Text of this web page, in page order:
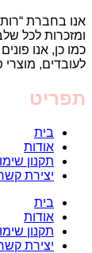
אנו בחברת
ומזכרות לכל
כמו כן, אנו
לעובדים, מוצרי
תפריט
בית
אודות
תקנון
יצירת
בית
אודות
תקנון
יצירת